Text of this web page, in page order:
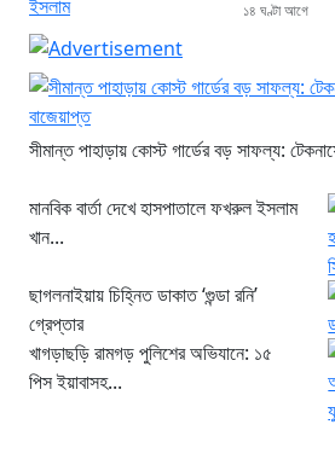
১৪ ঘণ্টা আগে
সীমান্ত পাহাড়ায় কোস্ট গার্ডের বড় সাফল্য:
মানবিক বার্তা দেখে হাসপাতালে ফখরুল ইসলাম
খান...
ছাগলনাইয়ায় চিহ্নিত ডাকাত ‘গুন্ডা রনি’
গ্রেপ্তার
খাগড়াছড়ি রামগড় পুলিশের অভিযানে: ১৫
পিস ইয়াবাসহ...